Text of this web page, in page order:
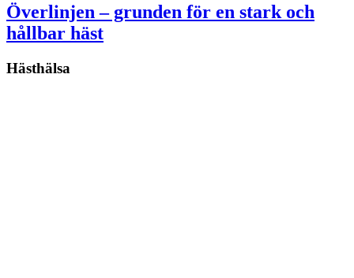
Överlinjen – grunden för en stark och
hållbar häst
Hästhälsa